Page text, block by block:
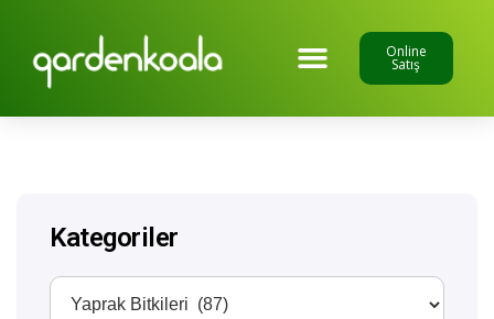
Online
Satış
Kategoriler